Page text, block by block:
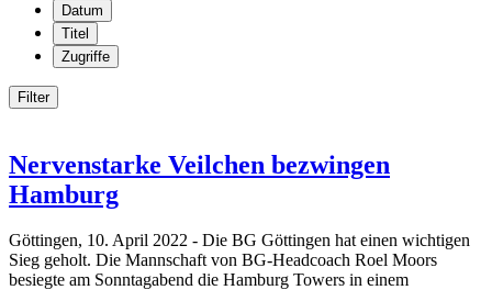
Datum
Titel
Zugriffe
Filter
Nervenstarke Veilchen bezwingen
Hamburg
Göttingen, 10. April 2022 - Die BG Göttingen hat einen wichtigen
Sieg geholt. Die Mannschaft von BG-Headcoach Roel Moors
besiegte am Sonntagabend die Hamburg Towers in einem